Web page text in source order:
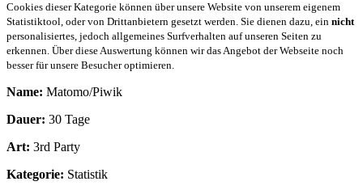
Cookies dieser Kategorie können über unsere Website von unserem eigenem
Statistiktool, oder von Drittanbietern gesetzt werden. Sie dienen dazu, ein nicht
personalisiertes, jedoch allgemeines Surfverhalten auf unseren Seiten zu
erkennen. Über diese Auswertung können wir das Angebot der Webseite noch
besser für unsere Besucher optimieren.
Name: Matomo/Piwik
Dauer: 30 Tage
Art: 3rd Party
Kategorie: Statistik